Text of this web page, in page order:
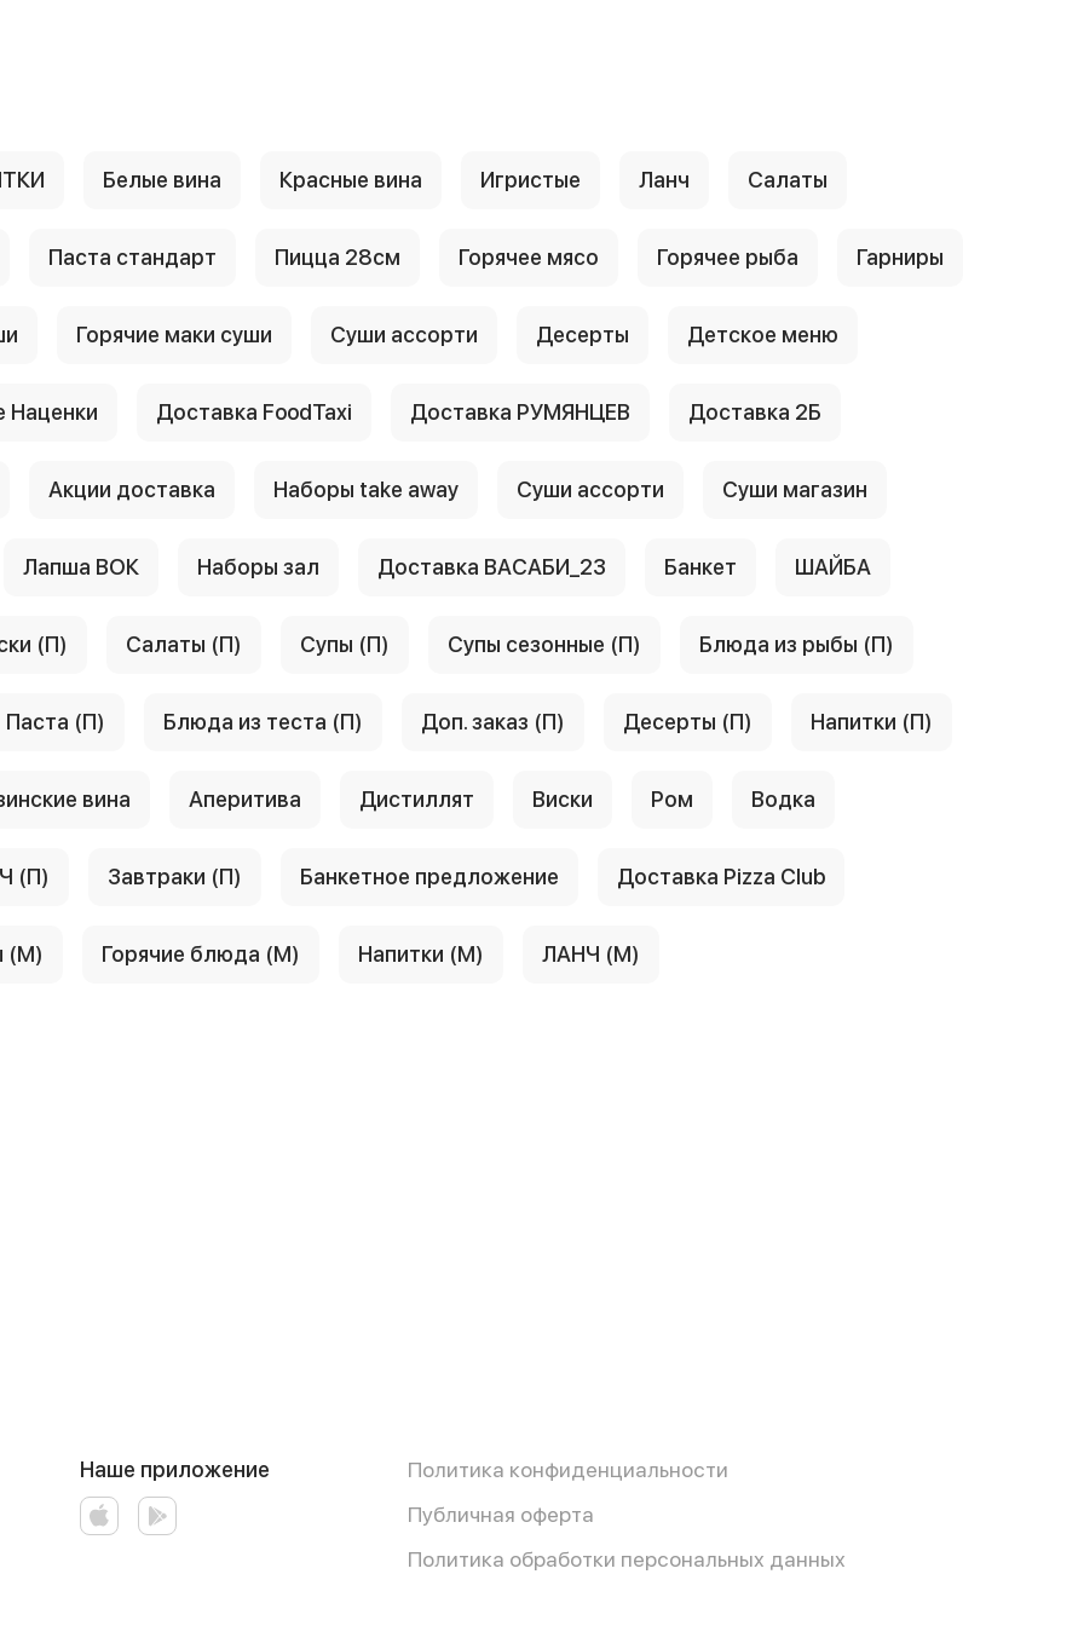
Белые вина Красные вина Игристые Ланч Салаты
Паста стандарт Пицца 28см Горячее мясо Горячее рыба Гарниры
Горячие маки суши Суши ассорти Десерты Детское меню
Наценки Доставка FoodTaxi Доставка РУМЯНЦЕВ Доставка 2Б
Акции доставка Наборы take away Суши ассорти Суши магазин
Лапша ВОК Наборы зал Доставка ВАСАБИ_23 Банкет ШАЙБА
(П) Салаты (П) Супы (П) Супы сезонные (П) Блюда из рыбы (П)
Паста (П) Блюда из теста (П) Доп. заказ (П) Десерты (П) Напитки (П)
вина Аперитива Дистиллят Виски Ром Водка
(П) Завтраки (П) Банкетное предложение Доставка Pizza Club
(М) Горячие блюда (М) Напитки (М) ЛАНЧ (М)
Наше приложение
Политика конфиденциальности
Публичная оферта
Политика обработки персональных данных